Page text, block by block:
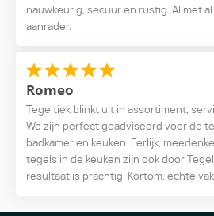
nauwkeurig, secuur en rustig. Al met
aanrader.
Romeo
Tegeltiek blinkt uit in assortiment,
We zijn perfect geadviseerd voor de
badkamer en keuken. Eerlijk,
tegels in de keuken zijn ook door
resultaat is prachtig. Kortom, echte